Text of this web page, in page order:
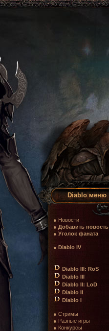
Diablo меню
● Новости
● Добавить новость
● Уголок фаната
● Diablo IV
Diablo III: RoS
Diablo III
Diablo II: LoD
Diablo II
Diablo I
● Стримы
● Разные игры
● Конкурсы